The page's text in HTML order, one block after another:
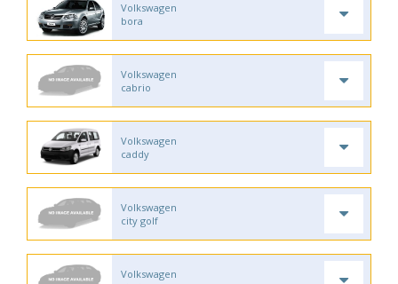
Volkswagen
bora
Volkswagen
cabrio
Volkswagen
caddy
Volkswagen
city golf
Volkswagen